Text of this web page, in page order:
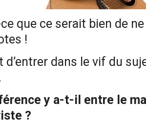
ce que ce serait bien de
!
d’entrer dans le vif du
y a-t-il entre le
?